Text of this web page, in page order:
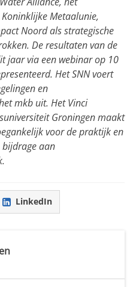
Metaalunie,
Noord als strategische
De resultaten van de
jaar via een webinar op 10
Het SNN voert
en
mkb uit. Het Vinci
Groningen maakt
voor de praktijk en
aan
LinkedIn